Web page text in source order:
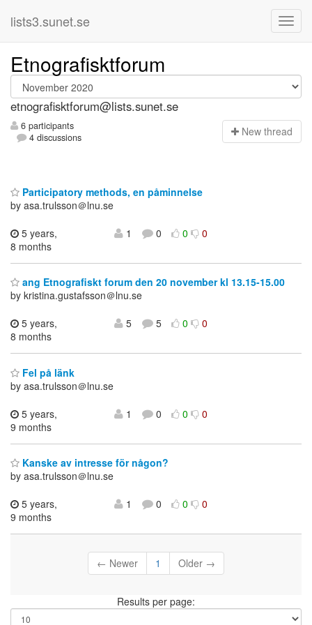
lists3.sunet.se
Etnografisktforum
etnografisktforum@lists.sunet.se
6 participants
4 discussions
New thread
Participatory methods, en påminnelse
by asa.trulsson＠lnu.se
5 years,
8 months
1 0 0 0
ang Etnografiskt forum den 20 november kl 13.15-15.00
by kristina.gustafsson＠lnu.se
5 years,
8 months
5 5 0 0
Fel på länk
by asa.trulsson＠lnu.se
5 years,
9 months
1 0 0 0
Kanske av intresse för någon?
by asa.trulsson＠lnu.se
5 years,
9 months
1 0 0 0
← Newer 1 Older →
Results per page: